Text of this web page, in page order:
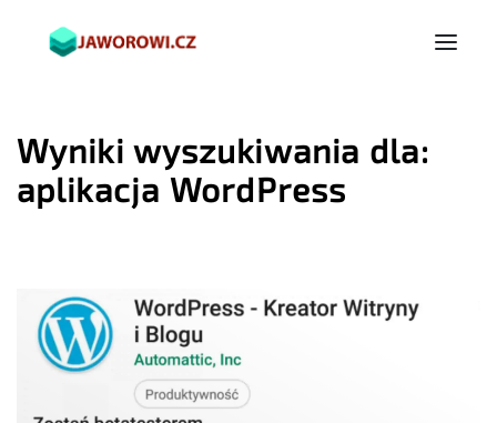
Wyniki wyszukiwania dla:
aplikacja WordPress